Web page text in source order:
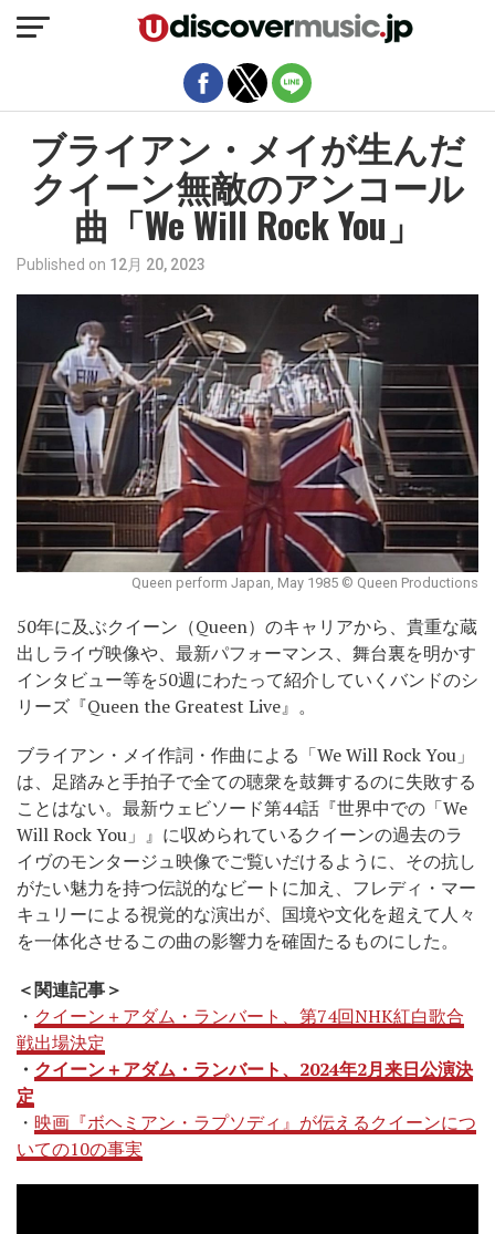
ブライアン・メイが生んだ
クイーン無敵のアンコール
曲「We Will Rock You」
Published on 12月 20, 2023
Queen perform Japan, May 1985 © Queen Productions
50年に及ぶクイーン（Queen）のキャリアから、貴重な蔵
出しライヴ映像や、最新パフォーマンス、舞台裏を明かす
インタビュー等を50週にわたって紹介していくバンドのシ
リーズ『Queen the Greatest Live』。
ブライアン・メイ作詞・作曲による「We Will Rock You」
は、足踏みと手拍子で全ての聴衆を鼓舞するのに失敗する
ことはない。最新ウェビソード第44話『世界中での「We
Will Rock You」』に収められているクイーンの過去のラ
イヴのモンタージュ映像でご覧いだけるように、その抗し
がたい魅力を持つ伝説的なビートに加え、フレディ・マー
キュリーによる視覚的な演出が、国境や文化を超えて人々
を一体化させるこの曲の影響力を確固たるものにした。
＜関連記事＞
・ クイーン＋アダム・ランバート、第74回NHK紅白歌合
戦出場決定
・ クイーン＋アダム・ランバート、2024年2月来日公演決
定
・ 映画『ボヘミアン・ラプソディ』が伝えるクイーンにつ
いての10の事実
モバイルバージョンを終了